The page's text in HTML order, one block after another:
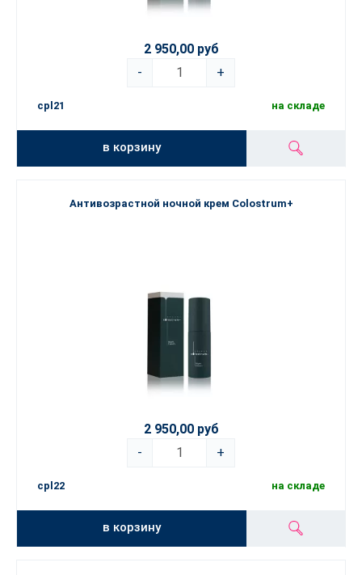
2 950,00 руб
-
+
cpl21 на складе
в корзину
Антивозрастной ночной крем Colostrum+
2 950,00 руб
-
+
cpl22 на складе
в корзину